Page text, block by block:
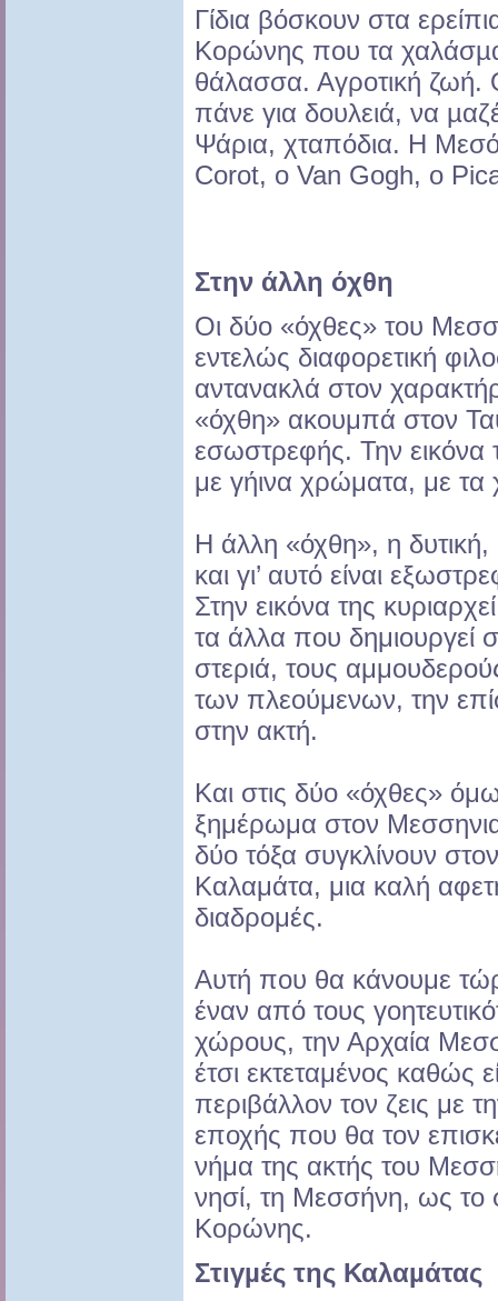
Γίδια βόσκουν στα
Κορώνης που τα
θάλασσα. Αγροτική ζωή.
πάνε για δουλειά, να
Ψάρια, χταπόδια. Η
Corot, ο Van Gogh, ο
Στην άλλη όχθη
Οι δύο «όχθες» του
εντελώς διαφορετική
αντανακλά στον
«όχθη» ακουμπά στον
εσωστρεφής. Την εικόνα
με γήινα χρώματα, με τα
Η άλλη «όχθη», η
και γι’ αυτό είναι
Στην εικόνα της
τα άλλα που δημιουργεί
στεριά, τους
των πλεούμενων, την
στην ακτή.
Και στις δύο «όχθες»
ξημέρωμα στον
δύο τόξα συγκλίνουν
Καλαμάτα, μια καλή
διαδρομές.
Αυτή που θα κάνουμε
έναν από τους
χώρους, την Αρχαία
έτσι εκτεταμένος καθώς
περιβάλλον τον ζεις με
εποχής που θα τον
νήμα της ακτής του
νησί, τη Μεσσήνη, ως το
Κορώνης.
Στιγµές της Καλαµάτας